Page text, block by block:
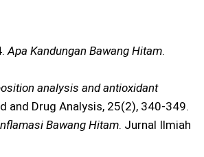
Apa Kandungan Bawang Hitam.
analysis and antioxidant
and Drug Analysis, 25(2), 340-349.
Bawang Hitam. Jurnal Ilmiah